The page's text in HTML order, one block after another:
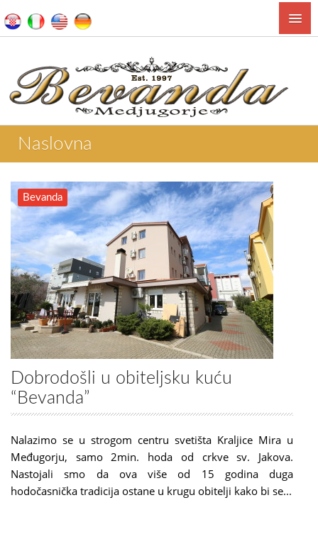
Naslovna
Bevanda
Dobrodošli u obiteljsku kuću
“Bevanda”
Nalazimo se u strogom centru svetišta Kraljice Mira u
Međugorju, samo 2min. hoda od crkve sv. Jakova.
Nastojali smo da ova više od 15 godina duga
hodočasnička tradicija ostane u krugu obitelji kako bi se...